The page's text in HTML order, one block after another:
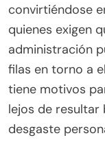
convirtiéndose
quienes exigen
administración
filas en torno a
tiene motivos
lejos de resultar
desgaste